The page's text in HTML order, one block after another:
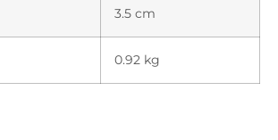
3.5 cm
0.92 kg